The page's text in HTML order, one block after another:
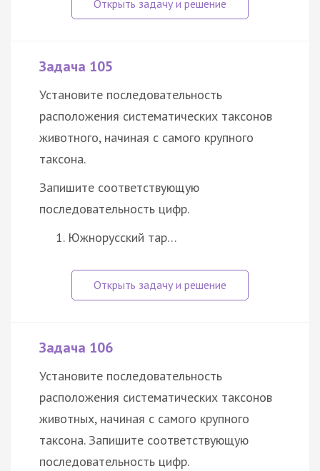
Задача 105
Установите последовательность
расположения систематических таксонов
животного, начиная с самого крупного
таксона.
Запишите соответствующую
последовательность цифр.
Южнорусский тар…
Задача 106
Установите последовательность
расположения систематических таксонов
животных, начиная с самого крупного
таксона. Запишите соответствующую
последовательность цифр.